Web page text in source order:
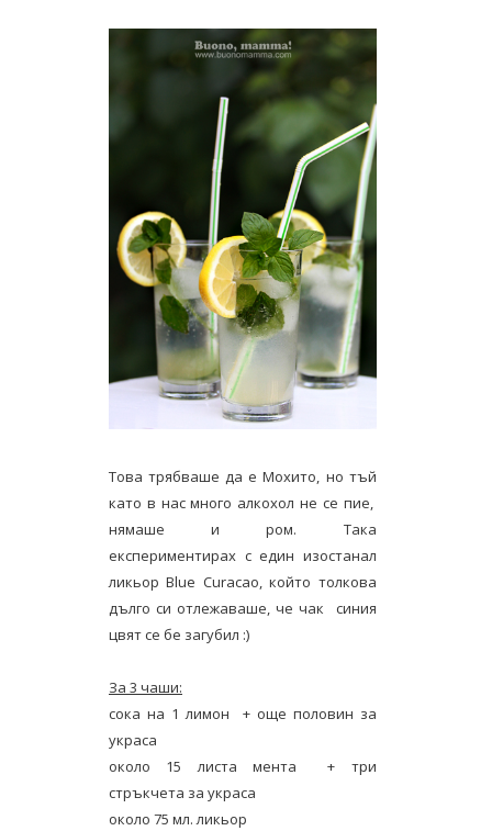
Това трябваше да е Мохито, но тъй
като в нас много алкохол не се пие,
нямаше и ром. Така
експериментирах с един изостанал
ликьор Blue Curacao, който толкова
дълго си отлежаваше, че чак синия
цвят се бе загубил :)
За 3 чаши:
сока на 1 лимон + още половин за
украса
около 15 листа мента + три
стръкчета за украса
около 75 мл. ликьор